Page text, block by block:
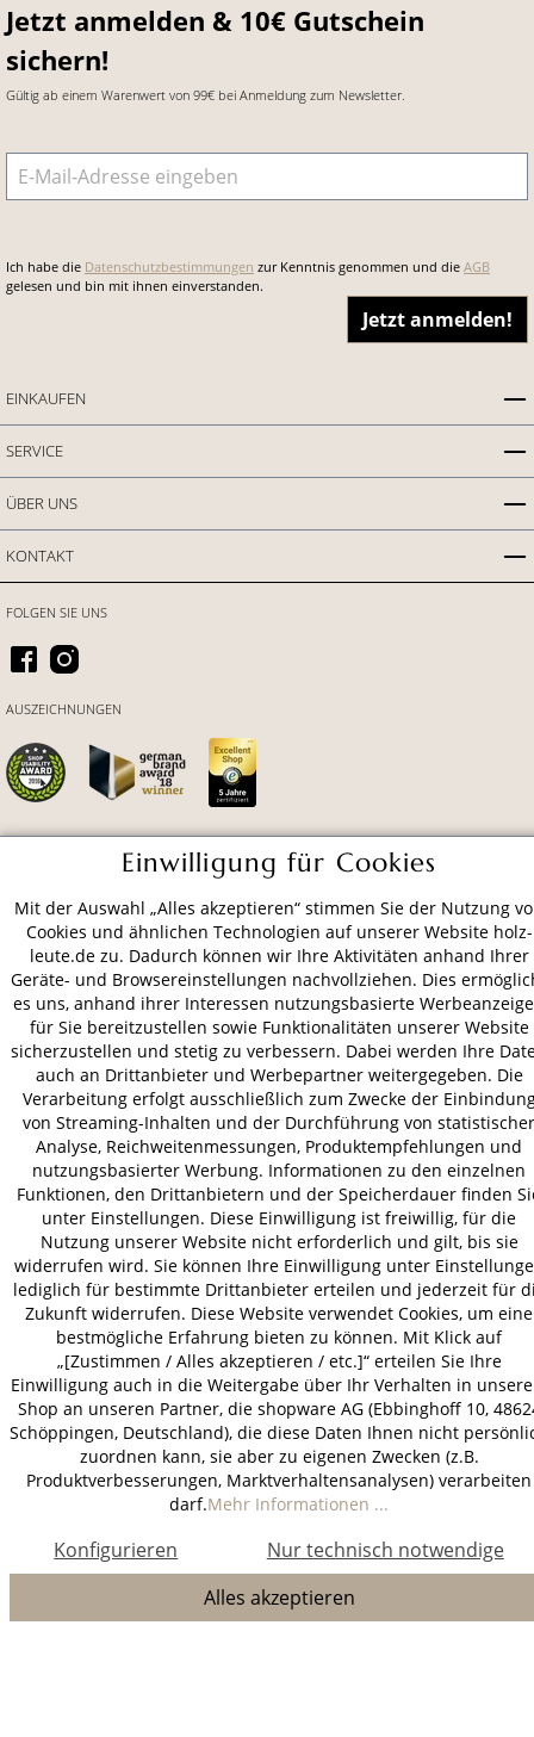
Jetzt anmelden & 10€ Gutschein
sichern!
Gültig ab einem Warenwert von 99€ bei Anmeldung zum Newsletter.
E-Mail-Adresse
Ich habe die Datenschutzbestimmungen zur Kenntnis genommen und die AGB
gelesen und bin mit ihnen einverstanden.
Jetzt anmelden!
EINKAUFEN
SERVICE
ÜBER UNS
KONTAKT
VERSAND
FOLGEN SIE UNS
AUSZEICHNUNGEN
AGB Datenschutz
Impressum
© 2026 HOLZ-LEUTE
* Alle Preise inkl. gesetzl. Mehrwertsteuer zzgl.Versandkosten.
Einwilligung für Cookies
Mit der Auswahl „Alles akzeptieren“ stimmen Sie der Nutzung
Cookies und ähnlichen Technologien auf unserer Website holz-
leute.de zu. Dadurch können wir Ihre Aktivitäten anhand Ihrer
Geräte- und Browsereinstellungen nachvollziehen. Dies
es uns, anhand ihrer Interessen nutzungsbasierte
für Sie bereitzustellen sowie Funktionalitäten unserer Website
sicherzustellen und stetig zu verbessern. Dabei werden Ihre
auch an Drittanbieter und Werbepartner weitergegeben. Die
Verarbeitung erfolgt ausschließlich zum Zwecke der
von Streaming-Inhalten und der Durchführung von statistischer
Analyse, Reichweitenmessungen, Produktempfehlungen und
nutzungsbasierter Werbung. Informationen zu den einzelnen
Funktionen, den Drittanbietern und der Speicherdauer finden
unter Einstellungen. Diese Einwilligung ist freiwillig, für die
Nutzung unserer Website nicht erforderlich und gilt, bis sie
widerrufen wird. Sie können Ihre Einwilligung unter
lediglich für bestimmte Drittanbieter erteilen und jederzeit für
Zukunft widerrufen. Diese Website verwendet Cookies, um eine
bestmögliche Erfahrung bieten zu können. Mit Klick auf
„[Zustimmen / Alles akzeptieren / etc.]“ erteilen Sie Ihre
Einwilligung auch in die Weitergabe über Ihr Verhalten in
Shop an unseren Partner, die shopware AG (Ebbinghoff 10,
Schöppingen, Deutschland), die diese Daten Ihnen nicht
zuordnen kann, sie aber zu eigenen Zwecken (z.B.
Produktverbesserungen, Marktverhaltensanalysen) verarbeiten
darf.Mehr Informationen ...
Nur technisch notwendige
Konfigurieren
Alles akzeptieren